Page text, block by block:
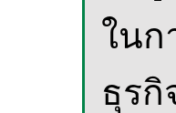
ในก
ธุรกิ